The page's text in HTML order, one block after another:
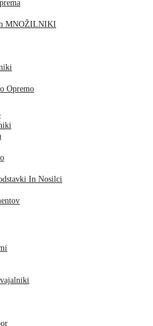
MNOŽILNIKI
Opremo
In Nosilci